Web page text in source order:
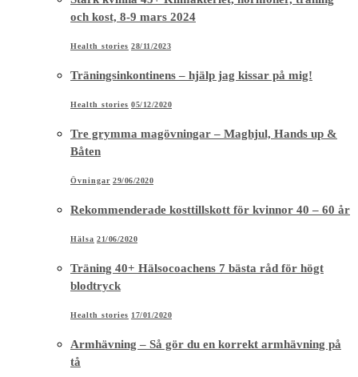
och kost, 8-9 mars 2024
Health stories 28/11/2023
Träningsinkontinens – hjälp jag kissar på mig!
Health stories 05/12/2020
Tre grymma magövningar – Maghjul, Hands up &
Båten
Övningar 29/06/2020
Rekommenderade kosttillskott för kvinnor 40 – 60 år
Hälsa 21/06/2020
Träning 40+ Hälsocoachens 7 bästa råd för högt
blodtryck
Health stories 17/01/2020
Armhävning – Så gör du en korrekt armhävning på
tå